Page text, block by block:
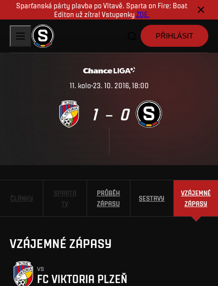
Sparťanská párty plavba po Vltavě. Sparta on Fire: Boat
Editon už zítra! Vstupenky ZDE.
PŘIHLÁSIT
11. kolo 23. 10. 2016, 18:00
1 – 0
ČLÁNKY
SPARTA
TV
PRŮBĚH
ZÁPASU
SESTAVY
VZÁJEMNÉ
ZÁPASY
VZÁJEMNÉ ZÁPASY
vs
FC VIKTORIA PLZEŇ